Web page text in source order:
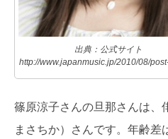
出典：公式サイト
http://www.japanmusic.jp/2010/08/
篠原涼子さんの旦那さんは、
まさちか）さんです。年齢差